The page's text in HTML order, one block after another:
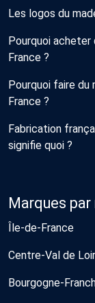
Les logos du
Pourquoi acheter
France ?
Pourquoi faire du
France ?
Fabrication
signifie quoi ?
Marques par
Île-de-France
Centre-Val de
Bourgogne-